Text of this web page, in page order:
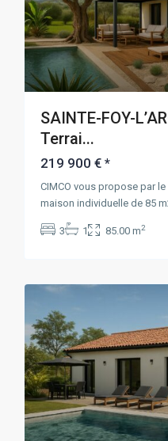
SAINTE-FOY-
Terrai...
219 900 €*
CIMCO vous propose par
maison individuelle de 85
3 1 85.00 m2